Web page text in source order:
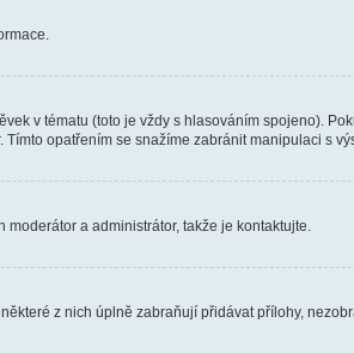
v tématu (toto je vždy s hlasováním spojeno).
opatřením se snažíme zabránit manipulaci s
a administrátor, takže je kontaktujte.
z nich úplně zabraňují přidávat přílohy,